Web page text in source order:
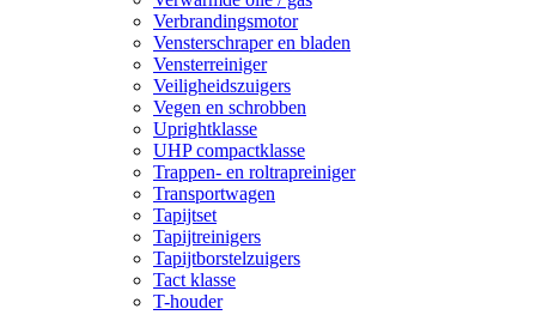
Verbrandingsmotor
Vensterschraper en bladen
Vensterreiniger
Veiligheidszuigers
Vegen en schrobben
Uprightklasse
UHP compactklasse
Trappen- en roltrapreiniger
Transportwagen
Tapijtset
Tapijtreinigers
Tapijtborstelzuigers
Tact klasse
T-houder